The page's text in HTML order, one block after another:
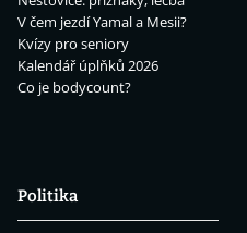
V čem jezdí Yamal a Mesii?
Kvízy pro seniory
Kalendář úplňků 2026
Co je bodycount?
Politika